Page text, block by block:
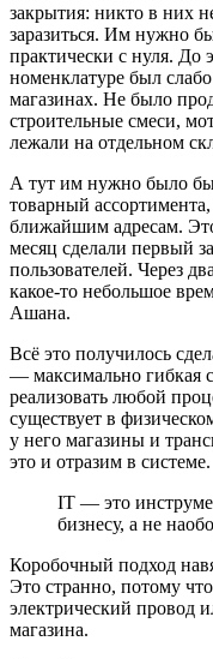
закрытия: никто в них
заразиться. Им нужно
практически с нуля. До
номенклатуре был
магазинах. Не было
строительные смеси,
лежали на отдельном
А тут им нужно было
товарный
ближайшим адресам.
месяц сделали первый
пользователей. Через
какое-то небольшое
Ашана.
Всё это получилось
— максимально гибкая
реализовать любой
существует в
у него магазины и
это и отразим в системе.
IT — это
бизнесу, а не
Коробочный подход
Это странно, потому
электрический провод
магазина.